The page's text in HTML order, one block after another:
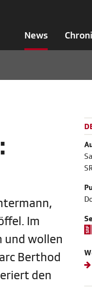
News
Im
und wollen
Berthod
den